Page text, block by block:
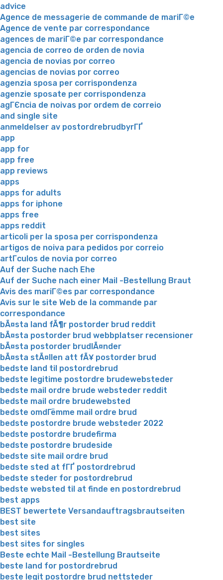
advice
Agence de messagerie de commande de mariГ©e
Agence de vente par correspondance
agences de mariГ©e par correspondance
agencia de correo de orden de novia
agencia de novias por correo
agencias de novias por correo
agenzia sposa per corrispondenza
agenzie sposate per corrispondenza
agГЄncia de noivas por ordem de correio
and single site
anmeldelser av postordrebrudbyrГҐ
app
app for
app free
app reviews
apps
apps for adults
apps for iphone
apps free
apps reddit
articoli per la sposa per corrispondenza
artigos de noiva para pedidos por correio
artГ­culos de novia por correo
Auf der Suche nach Ehe
Auf der Suche nach einer Mail -Bestellung Braut
Avis des mariГ©es par correspondance
Avis sur le site Web de la commande par
correspondance
bÃ¤sta land fÃ¶r postorder brud reddit
bÃ¤sta postorder brud webbplatser recensioner
bÃ¤sta postorder brudlÃ¤nder
bÃ¤sta stÃ¤llen att fÃ¥ postorder brud
bedste land til postordrebrud
bedste legitime postordre brudewebsteder
bedste mail ordre brude websteder reddit
bedste mail ordre brudewebsted
bedste omdГёmme mail ordre brud
bedste postordre brude websteder 2022
bedste postordre brudefirma
bedste postordre brudeside
bedste site mail ordre brud
bedste sted at fГҐ postordrebrud
bedste steder for postordrebrud
bedste websted til at finde en postordrebrud
best apps
BEST bewertete Versandauftragsbrautseiten
best site
best sites
best sites for singles
Beste echte Mail -Bestellung Brautseite
beste land for postordrebrud
beste legit postordre brud nettsteder